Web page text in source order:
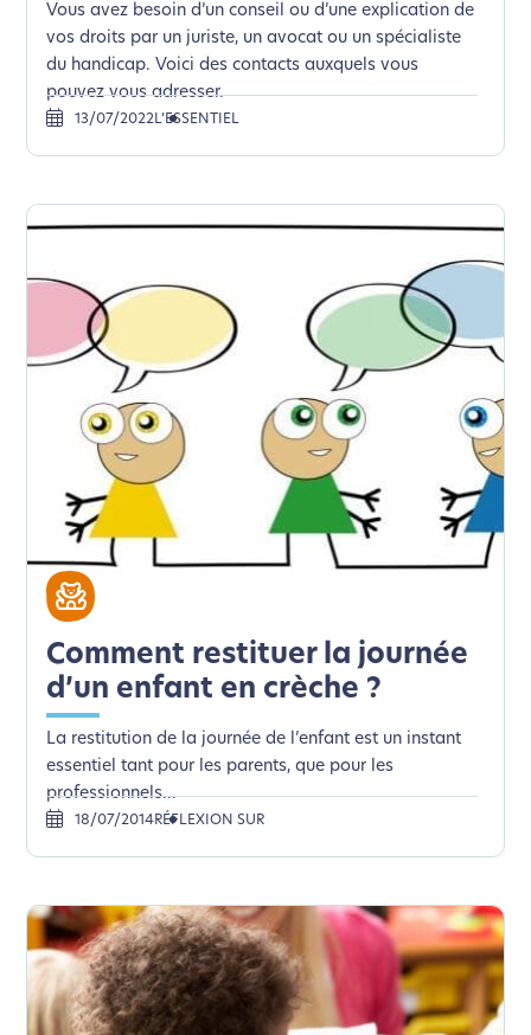
Vous avez besoin d’un conseil ou d’une explication de
vos droits par un juriste, un avocat ou un spécialiste
du handicap. Voici des contacts auxquels vous
pouvez vous adresser.
13/07/2022L’ESSENTIEL
Comment restituer la journée
d’un enfant en crèche ?
La restitution de la journée de l’enfant est un instant
essentiel tant pour les parents, que pour les
professionnels...
18/07/2014RÉFLEXION SUR